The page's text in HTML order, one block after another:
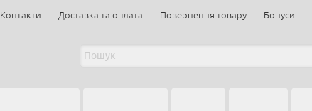
Контакти Доставка та оплата Повернення товару Бонуси